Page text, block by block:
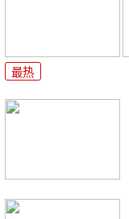
最热